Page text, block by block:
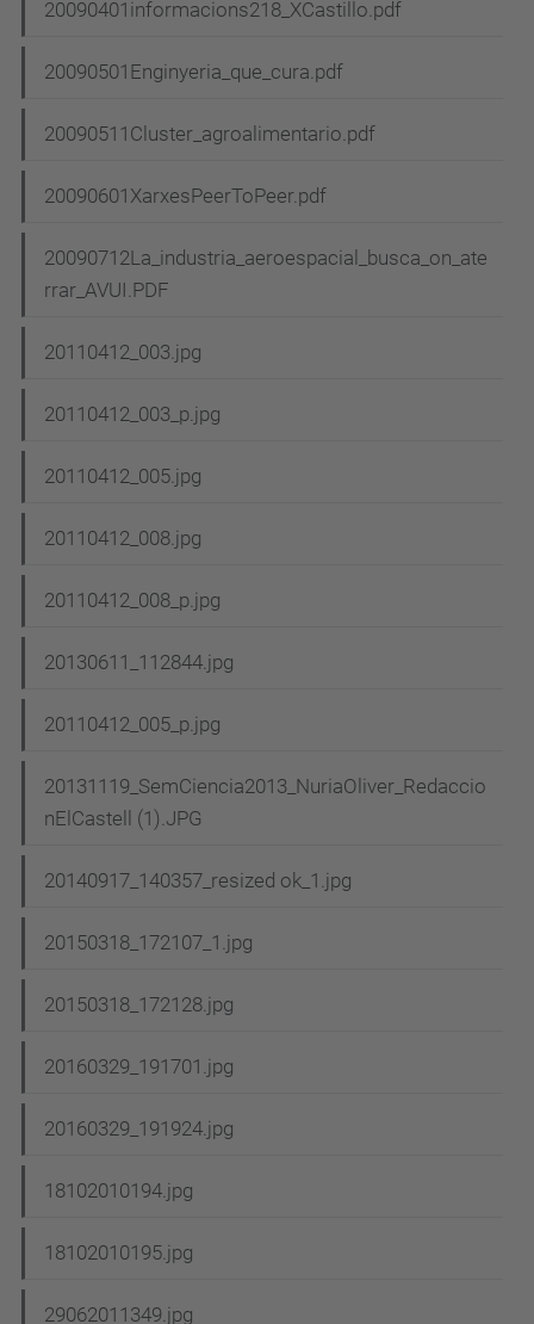
20090401informacions218_XCastillo.pdf
20090501Enginyeria_que_cura.pdf
20090511Cluster_agroalimentario.pdf
20090601XarxesPeerToPeer.pdf
20090712La_industria_aeroespacial_busca_on_ate
rrar_AVUI.PDF
20110412_003.jpg
20110412_003_p.jpg
20110412_005.jpg
20110412_008.jpg
20110412_008_p.jpg
20130611_112844.jpg
20110412_005_p.jpg
20131119_SemCiencia2013_NuriaOliver_Redaccio
nElCastell (1).JPG
20140917_140357_resized ok_1.jpg
20150318_172107_1.jpg
20150318_172128.jpg
20160329_191701.jpg
20160329_191924.jpg
18102010194.jpg
18102010195.jpg
29062011349.jpg